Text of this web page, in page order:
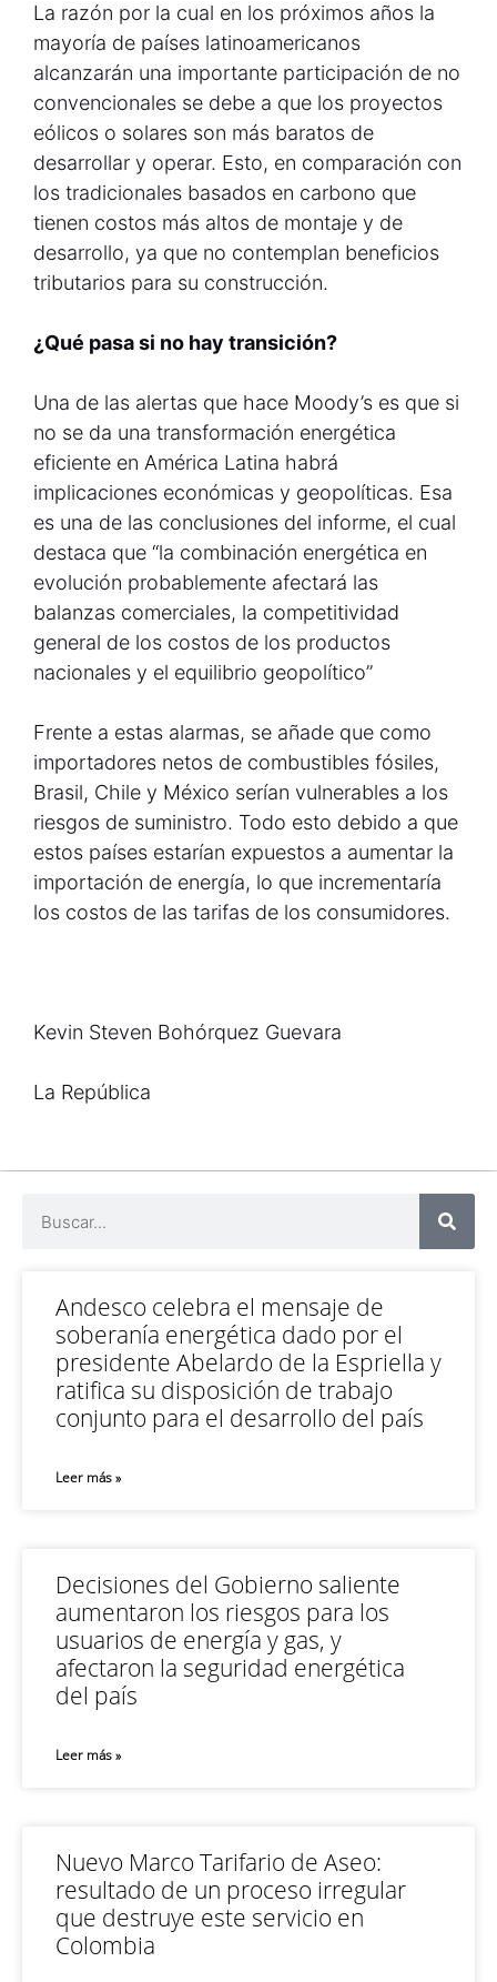
La razón por la cual en los próximos años la
mayoría de países latinoamericanos
alcanzarán una importante participación de no
convencionales se debe a que los proyectos
eólicos o solares son más baratos de
desarrollar y operar. Esto, en comparación con
los tradicionales basados en carbono que
tienen costos más altos de montaje y de
desarrollo, ya que no contemplan beneficios
tributarios para su construcción.
¿Qué pasa si no hay transición?
Una de las alertas que hace Moody’s es que si
no se da una transformación energética
eficiente en América Latina habrá
implicaciones económicas y geopolíticas. Esa
es una de las conclusiones del informe, el cual
destaca que “la combinación energética en
evolución probablemente afectará las
balanzas comerciales, la competitividad
general de los costos de los productos
nacionales y el equilibrio geopolítico”
Frente a estas alarmas, se añade que como
importadores netos de combustibles fósiles,
Brasil, Chile y México serían vulnerables a los
riesgos de suministro. Todo esto debido a que
estos países estarían expuestos a aumentar la
importación de energía, lo que incrementaría
los costos de las tarifas de los consumidores.
Kevin Steven Bohórquez Guevara
La República
Andesco celebra el mensaje de
soberanía energética dado por el
presidente Abelardo de la Espriella y
ratifica su disposición de trabajo
conjunto para el desarrollo del país
Leer más »
Decisiones del Gobierno saliente
aumentaron los riesgos para los
usuarios de energía y gas, y
afectaron la seguridad energética
del país
Leer más »
Nuevo Marco Tarifario de Aseo:
resultado de un proceso irregular
que destruye este servicio en
Colombia